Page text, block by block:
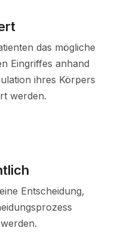
das mögliche
Eingriffes anhand
ihres Körpers
werden.
Entscheidung,